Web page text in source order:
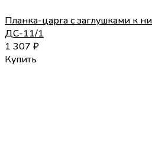
Планка-царга с заглушками к
ДС-11/1
1 307 ₽
Купить